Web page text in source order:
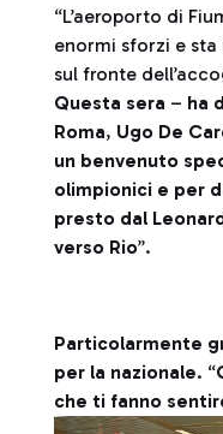
“L’aeroporto di
enormi sforzi e
sul fronte
Questa sera – ha
Roma, Ugo De
un benvenuto
olimpionici e per
presto dal
verso Rio”.
Particolarmente
per la nazionale. “
che ti fanno